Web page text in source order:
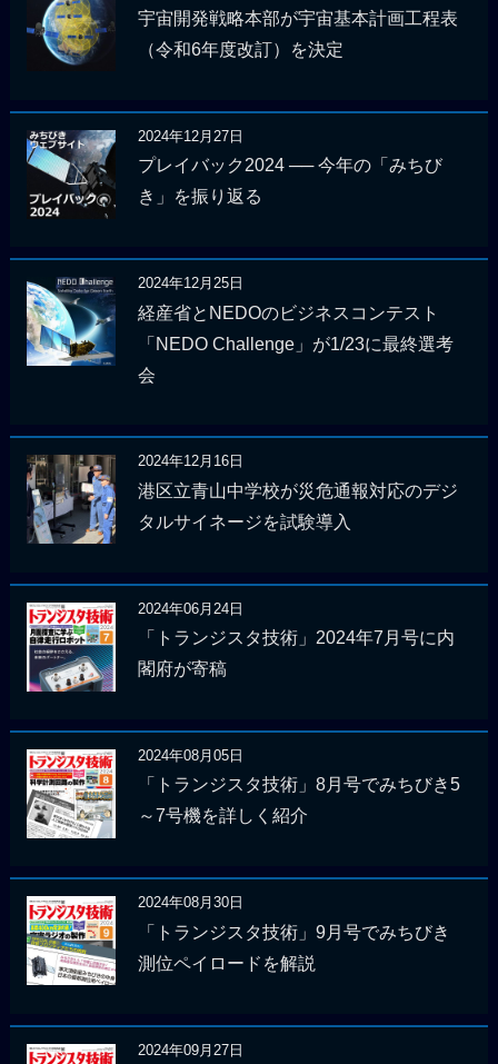
宇宙開発戦略本部が宇宙基本計画工程表
（令和6年度改訂）を決定
2024年12月27日
プレイバック2024 ── 今年の「みちび
き」を振り返る
2024年12月25日
経産省とNEDOのビジネスコンテスト
「NEDO Challenge」が1/23に最終選考
会
2024年12月16日
港区立青山中学校が災危通報対応のデジ
タルサイネージを試験導入
2024年06月24日
「トランジスタ技術」2024年7月号に内
閣府が寄稿
2024年08月05日
「トランジスタ技術」8月号でみちびき5
～7号機を詳しく紹介
2024年08月30日
「トランジスタ技術」9月号でみちびき
測位ペイロードを解説
2024年09月27日